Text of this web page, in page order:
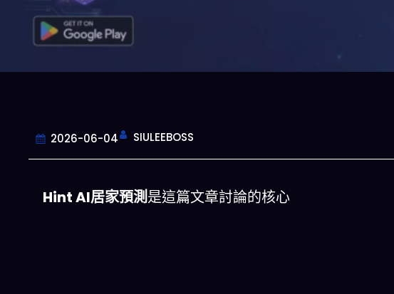
2026-06-04 SIULEEBOSS
Hint AI居家預測是這篇文章討論的核心